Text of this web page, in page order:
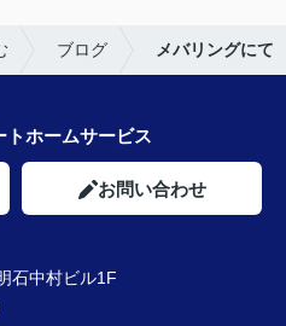
ブログ メバリングにて
トホームサービス
お問い合わせ
石中村ビル1F